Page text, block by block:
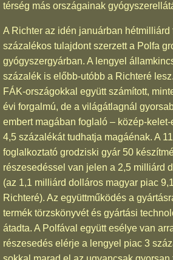
térség más országainak
A Richter az idén januárban hétmilliárd
százalékos tulajdont szerzett a Polfa
gyógyszergyárban. A lengyel
százalék is előbb-utóbb a Richteré
FÁK-országokkal együtt számított,
évi forgalmú, de a világátlagnál
embert magában foglaló – közép-
4,5 százalékát tudhatja magáénak. A
foglalkoztató grodziski gyár 50
részesedéssel van jelen a 2,5 milliárd
(az 1,1 milliárd dolláros magyar piac
Richteré). Az együttműködés a
termék törzskönyvét és gyártási
átadta. A Polfával együtt esélye van
részesedés elérje a lengyel piac 3